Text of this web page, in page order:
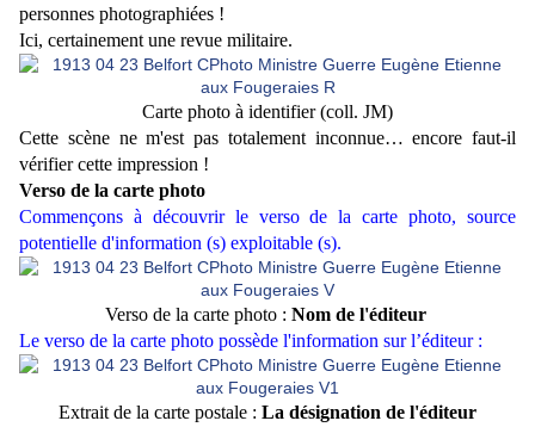
personnes photographiées !
Ici, certainement une revue militaire.
Carte photo à identifier (coll. JM)
Cette scène ne m'est pas totalement inconnue… encore faut-il
vérifier cette impression !
Verso de la carte photo
Commençons à découvrir le verso de la carte photo, source
potentielle d'information (s) exploitable (s).
Verso de la carte photo : Nom de l'éditeur
Le verso de la carte photo possède l'information sur l’éditeur :
Extrait de la carte postale : La désignation de l'éditeur